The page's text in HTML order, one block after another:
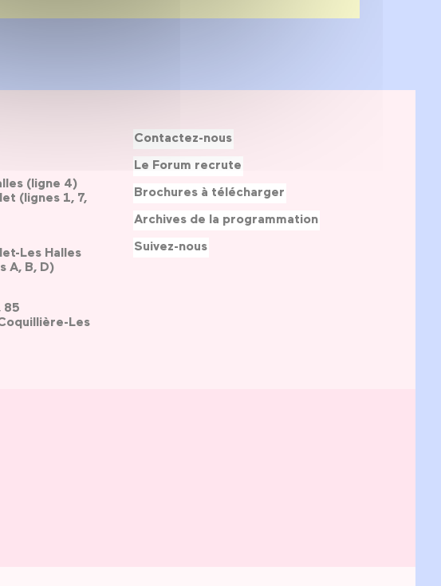
(ligne 4)
(lignes 1, 7,
Les Halles
A, B, D)
85
Les
Contactez-nous
Le Forum recrute
Brochures à télécharger
Archives de la programmation
Suivez-nous